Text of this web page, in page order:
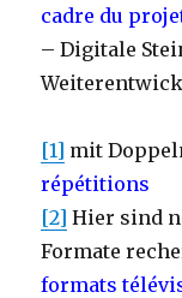
cadre du
– Digitale
[1] mit
répétitions
[2] Hier sind
Formate
formats